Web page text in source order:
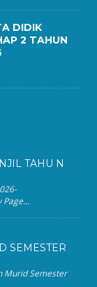
DIDIK
2 TAHUN
TAHU N
Page...
SEMESTER
Murid Semester